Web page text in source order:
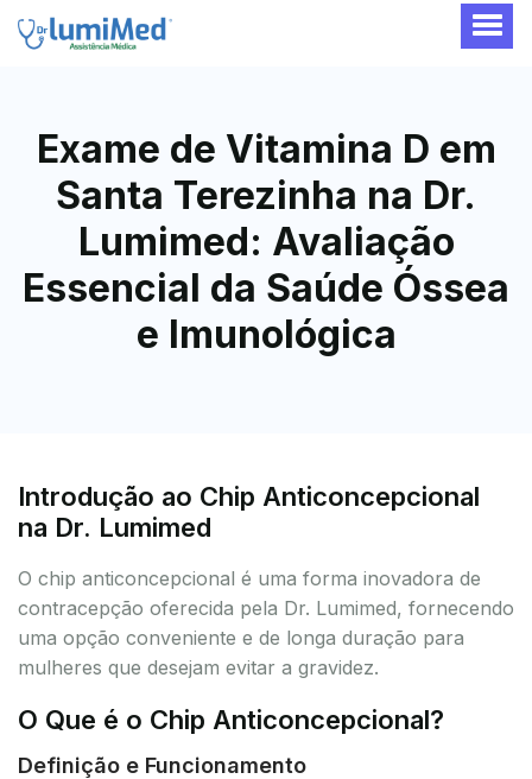
Exame de Vitamina D em
Santa Terezinha na Dr.
Lumimed: Avaliação
Essencial da Saúde Óssea
e Imunológica
Introdução ao Chip Anticoncepcional
na Dr. Lumimed
O chip anticoncepcional é uma forma inovadora de
contracepção oferecida pela Dr. Lumimed, fornecendo
uma opção conveniente e de longa duração para
mulheres que desejam evitar a gravidez.
O Que é o Chip Anticoncepcional?
Definição e Funcionamento